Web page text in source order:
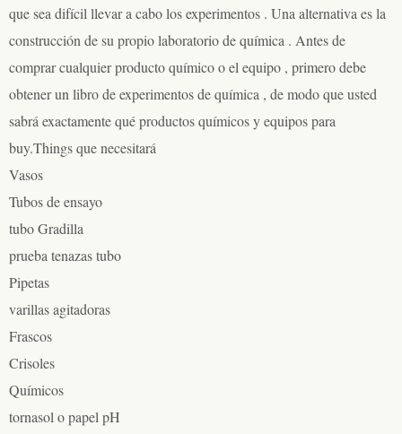
que sea difícil llevar a cabo los experimentos . Una alternativa es la
construcción de su propio laboratorio de química . Antes de
comprar cualquier producto químico o el equipo , primero debe
obtener un libro de experimentos de química , de modo que usted
sabrá exactamente qué productos químicos y equipos para
buy.Things que necesitará
Vasos
Tubos de ensayo
tubo Gradilla
prueba tenazas tubo
Pipetas
varillas agitadoras
Frascos
Crisoles
Químicos
tornasol o papel pH